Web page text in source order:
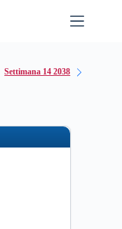
Settimana 14 2038